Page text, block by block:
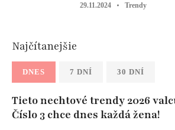
29.11.2024 Trendy
Najčítanejšie
DNES 7 DNÍ 30 DNÍ
Tieto nechtové trendy 2026
Číslo 3 chce dnes každá žena!